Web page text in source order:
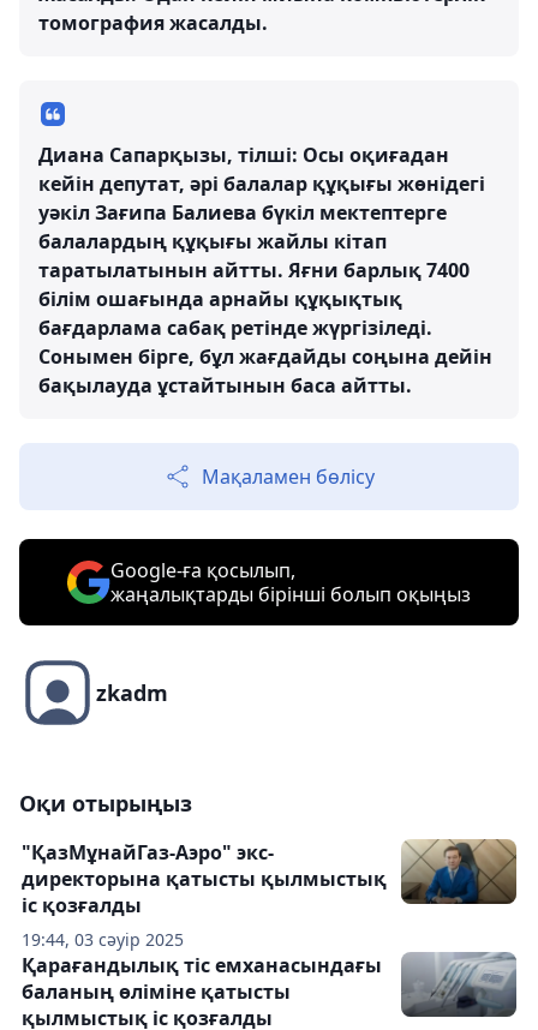
томография жасалды.
Диана Сапарқызы, тілші: Осы оқиғадан
кейін депутат, әрі балалар құқығы жөнідегі
уәкіл Зағипа Балиева бүкіл мектептерге
балалардың құқығы жайлы кітап
таратылатынын айтты. Яғни барлық 7400
білім ошағында арнайы құқықтық
бағдарлама сабақ ретінде жүргізіледі.
Сонымен бірге, бұл жағдайды соңына дейін
бақылауда ұстайтынын баса айтты.
Мақаламен бөлісу
Google-ға қосылып,
жаңалықтарды бірінші болып оқыңыз
zkadm
Оқи отырыңыз
19:44, 03 сәуір 2025
"ҚазМұнайГаз-Аэро" экс-
директорына қатысты қылмыстық
іс қозғалды
Қарағандылық тіс емханасындағы
баланың өліміне қатысты
қылмыстық іс қозғалды